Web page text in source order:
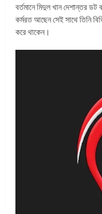
বর্তমানে মিদুল খান দেশান্তর
কর্মরত আছেন সেই সাথে তিনি
করে থাকেন।